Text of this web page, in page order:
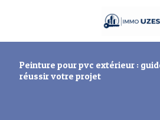
Peinture pour pvc extérieur :
réussir votre projet